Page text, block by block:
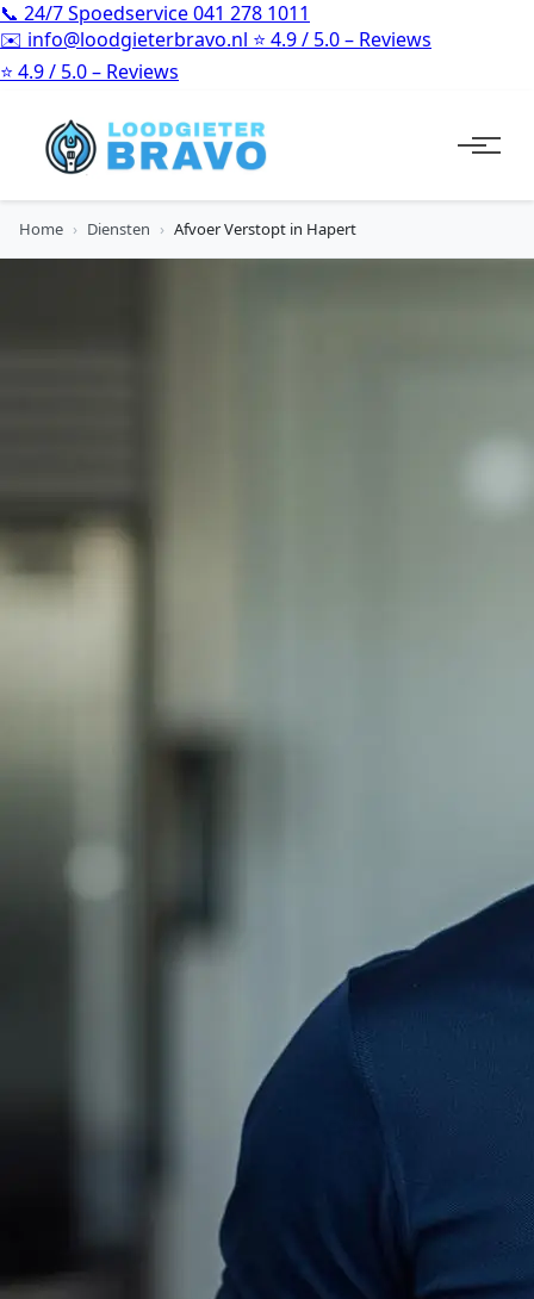
📞 24/7 Spoedservice041 278 1011
✉️ info@loodgieterbravo.nl ⭐ 4.9 / 5.0 – Reviews
⭐ 4.9 / 5.0 – Reviews
Home › Diensten › Afvoer Verstopt in Hapert